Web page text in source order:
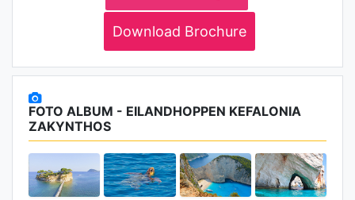
Download Brochure
FOTO ALBUM - EILANDHOPPEN KEFALONIA
ZAKYNTHOS